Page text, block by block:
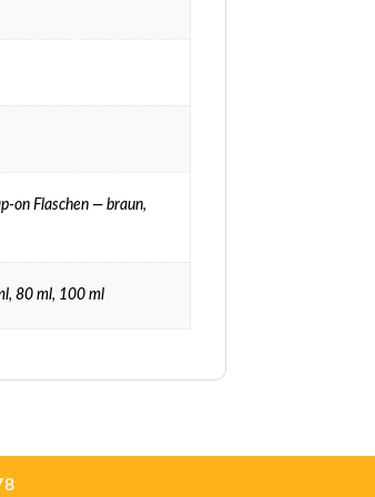
on Flaschen — braun,
, 80 ml, 100 ml